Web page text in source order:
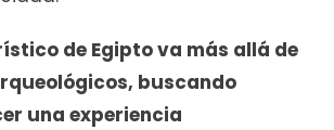
de Egipto va más allá de
buscando
una experiencia